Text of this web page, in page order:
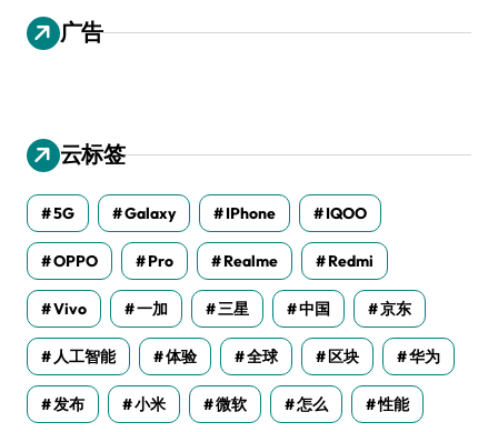
广告
云标签
5G Galaxy IPhone IQOO
OPPO Pro Realme Redmi
Vivo 一加 三星 中国 京东
人工智能 体验 全球 区块 华为
发布 小米 微软 怎么 性能